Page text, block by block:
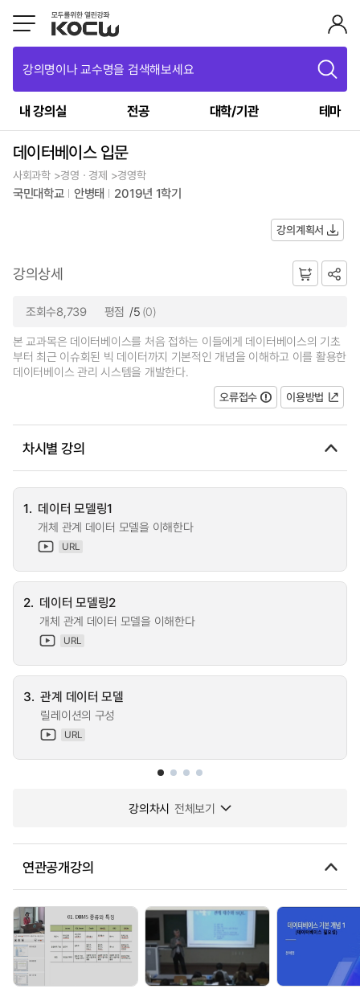
강의명이나 교수명을 검색해보세요
내 강의실 전공 대학/기관 테마
데이터베이스 입문
사회과학 >경영ㆍ경제 >경영학
국민대학교 안병태 2019년 1학기
강의계획서
강의상세
조회수8,739 평점 /5 (0)
본 교과목은 데이터베이스를 처음 접하는 이들에게 데이터베이스의 기초
부터 최근 이슈회된 빅 데이터까지 기본적인 개념을 이해하고 이를 활용한
데이터베이스 관리 시스템을 개발한다.
오류접수
이용방법
차시별 강의
1. 데이터 모델링1
개체 관계 데이터 모델을 이해한다
URL
2. 데이터 모델링2
개체 관계 데이터 모델을 이해한다
URL
3. 관계 데이터 모델
릴레이션의 구성
URL
강의차시 전체보기
연관공개강의